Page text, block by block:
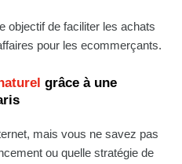
objectif de faciliter les achats
pour les ecommerçants.
grâce à une
mais vous ne savez pas
ou quelle stratégie de